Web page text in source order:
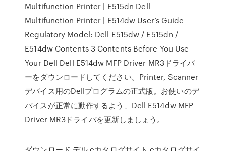
Multifunction Printer | E515dn Dell
Multifunction Printer | E514dw User’s Guide
Regulatory Model: Dell E515dw / E515dn /
E514dw Contents 3 Contents Before You Use
Your Dell Dell E514dw MFP Driver MR3ドライバ
ーをダウンロードしてください。Printer, Scanner
デバイス用のDellプログラムの正式版。お使いのデ
バイスが正常に動作するよう、Dell E514dw MFP
Driver MR3ドライバを更新しましょう。